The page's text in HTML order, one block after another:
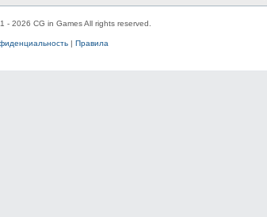
- 2026 CG in Games All rights reserved.
| Правила